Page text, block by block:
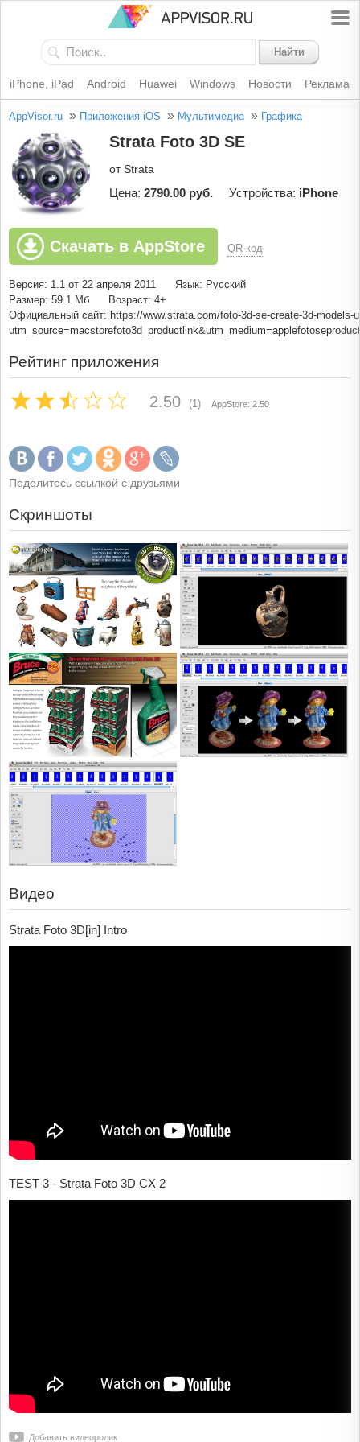
Найти
iPhone, iPad Android Huawei Windows Новости Реклама
AppVisor.ru » Приложения iOS » Мультимедиа » Графика
Strata Foto 3D SE
от Strata
Цена: 2790.00 руб. Устройства: iPhone
Скачать в AppStore QR-код
Версия: 1.1 от 22 апреля 2011
Язык: Русский
Размер: 59.1 Мб
Возраст: 4+
Официальный сайт: https://www.strata.com/foto-3d-se-create-3d-models-
Рейтинг приложения
2.50 (1) AppStore: 2.50
Поделитесь ссылкой с друзьями
Скриншоты
Видео
Strata Foto 3D[in] Intro
TEST 3 - Strata Foto 3D CX 2
Добавить видеоролик